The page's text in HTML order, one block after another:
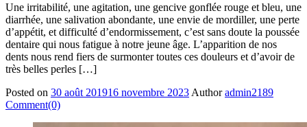
Une irritabilité, une agitation, une gencive gonflée rouge et bleu, une
diarrhée, une salivation abondante, une envie de mordiller, une perte
d’appétit, et difficulté d’endormissement, c’est sans doute la poussée
dentaire qui nous fatigue à notre jeune âge. L’apparition de nos
dents nous rend fiers de surmonter toutes ces douleurs et d’avoir de
très belles perles […]
Posted on 30 août 201916 novembre 2023 Author admin2189
Comment(0)